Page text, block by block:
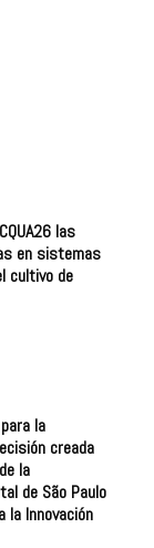
las
en sistemas
de
la
creada
la
de São Paulo
Innovación